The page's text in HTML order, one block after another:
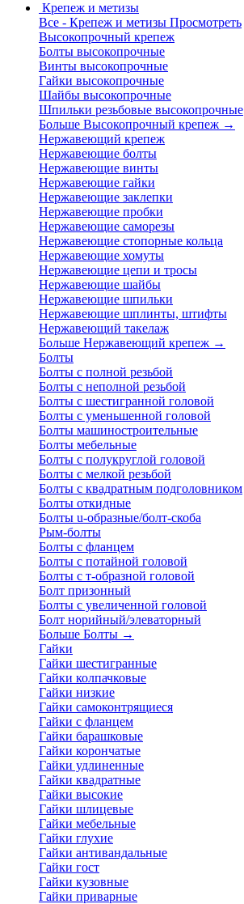
Крепеж и метизы
Все - Крепеж и метизы Просмотреть
Высокопрочный крепеж
Болты высокопрочные
Винты высокопрочные
Гайки высокопрочные
Шайбы высокопрочные
Шпильки резьбовые высокопрочные
Больше Высокопрочный крепеж →
Нержавеющий крепеж
Нержавеющие болты
Нержавеющие винты
Нержавеющие гайки
Нержавеющие заклепки
Нержавеющие пробки
Нержавеющие саморезы
Нержавеющие стопорные кольца
Нержавеющие хомуты
Нержавеющие цепи и тросы
Нержавеющие шайбы
Нержавеющие шпильки
Нержавеющие шплинты, штифты
Нержавеющий такелаж
Больше Нержавеющий крепеж →
Болты
Болты с полной резьбой
Болты с неполной резьбой
Болты с шестигранной головой
Болты с уменьшенной головой
Болты машиностроительные
Болты мебельные
Болты с полукруглой головой
Болты с мелкой резьбой
Болты с квадратным подголовником
Болты откидные
Болты u-образные/болт-скоба
Рым-болты
Болты с фланцем
Болты с потайной головой
Болты с т-образной головой
Болт призонный
Болты с увеличенной головой
Болт норийный/элеваторный
Больше Болты →
Гайки
Гайки шестигранные
Гайки колпачковые
Гайки низкие
Гайки самоконтрящиеся
Гайки с фланцем
Гайки барашковые
Гайки корончатые
Гайки удлиненные
Гайки квадратные
Гайки высокие
Гайки шлицевые
Гайки мебельные
Гайки глухие
Гайки антивандальные
Гайки гост
Гайки кузовные
Гайки приварные